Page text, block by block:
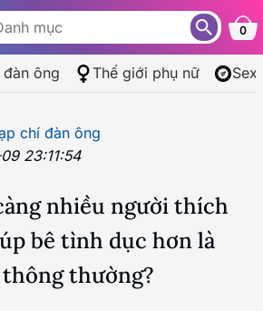
0
ông Thế giới phụ nữ
chí đàn ông
23:11:54
nhiều người thích
bê tình dục hơn là
thường?